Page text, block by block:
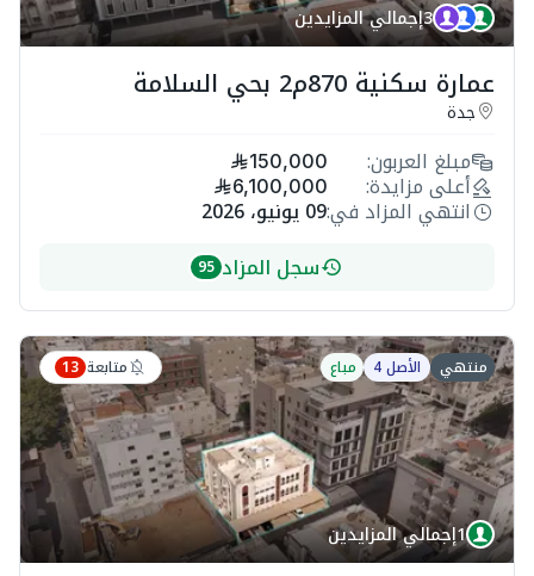
3إجمالي المزايدين
عمارة سكنية 870م2 بحي السلامة
جدة
مبلغ العربون: 150,000
أعلى مزايدة: 6,100,000
انتهي المزاد في:09 يونيو، 2026
سجل المزاد 95
منتهي الأصل 4 مباع متابعة 13
1إجمالي المزايدين